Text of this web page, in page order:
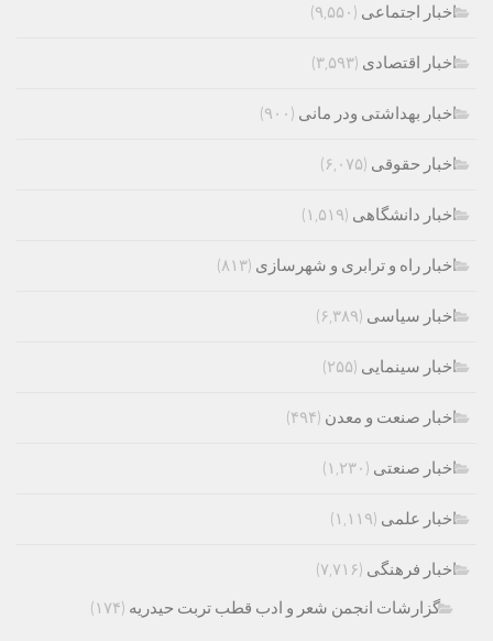
اخبار اجتماعی (۹,۵۵۰)
اخبار اقتصادی (۳,۵۹۳)
اخبار بهداشتی ودر مانی (۹۰۰)
اخبار حقوقی (۶,۰۷۵)
اخبار دانشگاهی (۱,۵۱۹)
اخبار راه و ترابری و شهرسازی (۸۱۳)
اخبار سیاسی (۶,۳۸۹)
اخبار سینمایی (۲۵۵)
اخبار صنعت و معدن (۴۹۴)
اخبار صنعتی (۱,۲۳۰)
اخبار علمی (۱,۱۱۹)
اخبار فرهنگی (۷,۷۱۶)
گزارشات انجمن شعر و ادب قطب تربت حیدریه (۱۷۴)